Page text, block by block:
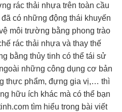
rác thải nhựa trên toàn cầu
có những động thái khuyến
môi trường bằng phong trào
rác thải nhựa và thay thế
bằng thủy tinh có thể tái sử
ngoài những công dụng cơ bản
thực phẩm, đựng gia vị,… thì
hữu ích khác mà có thể bạn
tìm hiểu trong bài viết